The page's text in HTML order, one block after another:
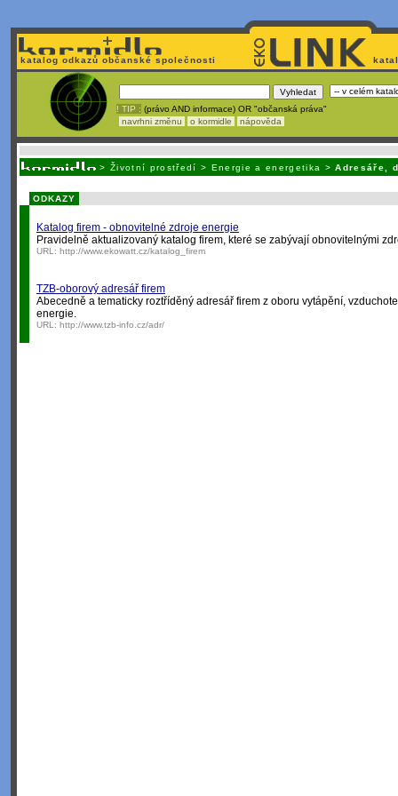
katalog odkazů občanské společnosti
! TIP : (právo AND informace) OR "občanská práva"
navrhni změnu
o kormidle nápověda
> Životní prostředí > Energie a energetika >Adresáře,
ODKAZY
Katalog firem - obnovitelné zdroje energie
Pravidelně aktualizovaný katalog firem, které se zabývají obnovitelnými
URL: http://www.ekowatt.cz/katalog_firem
TZB-oborový adresář firem
Abecedně a tematicky roztříděný adresář firem z oboru vytápění,
energie.
URL: http://www.tzb-info.cz/adr/